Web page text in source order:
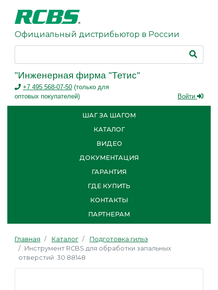
Официальный дистрибьютор в России
"Инженерная фирма "Тетис"
+7 495 568-07-50 (только для
оптовых покупателей)
Войти
ШАГ ЗА ШАГОМ
КАТАЛОГ
ВИДЕО
ДОКУМЕНТАЦИЯ
ГАРАНТИЯ
ГДЕ КУПИТЬ
КОНТАКТЫ
ПАРТНЕРАМ
Главная Каталог
Подготовка гильз
Инструмент RCBS для обработки запальных
отверстий .30 88148